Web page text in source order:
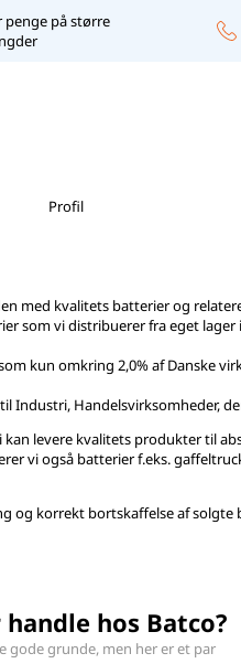
penge på større
Profil
med kvalitets batterier og
som vi distribuerer fra eget lager
kun omkring 2,0% af Danske
Handelsvirksomheder,
levere kvalitets produkter til
vi også batterier f.eks.
og korrekt bortskaffelse af solgte
hos Batco?
gode grunde, men her er et par